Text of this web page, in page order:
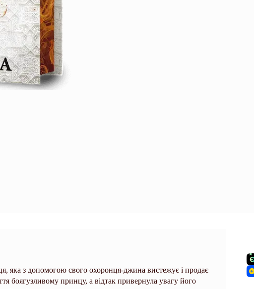
яка з допомогою свого охоронця-джина вистежує і продає
боягузливому принцу, а відтак привернула увагу його